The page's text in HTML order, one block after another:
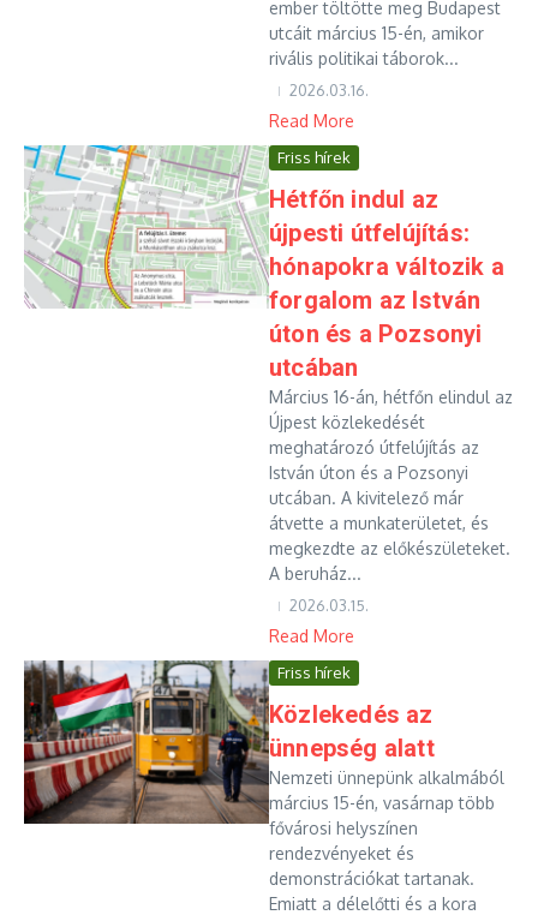
ember töltötte meg Budapest
utcáit március 15-én, amikor
rivális politikai táborok...
2026.03.16.
Read More
Friss hírek
Hétfőn indul az
újpesti útfelújítás:
hónapokra változik a
forgalom az István
úton és a Pozsonyi
utcában
Március 16-án, hétfőn elindul az
Újpest közlekedését
meghatározó útfelújítás az
István úton és a Pozsonyi
utcában. A kivitelező már
átvette a munkaterületet, és
megkezdte az előkészületeket.
A beruház...
2026.03.15.
Read More
Friss hírek
Közlekedés az
ünnepség alatt
Nemzeti ünnepünk alkalmából
március 15-én, vasárnap több
fővárosi helyszínen
rendezvényeket és
demonstrációkat tartanak.
Emiatt a délelőtti és a kora